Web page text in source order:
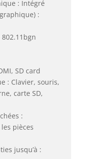
: Intégré
:
SD card
: Clavier, souris,
carte SD,
:
pièces
jusqu’à :